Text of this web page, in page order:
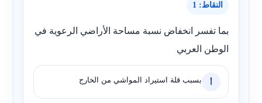
النقاط: 1
بما تفسر انخفاض نسبة مساحة الأراضي الرعوية في
الوطن العربي
أ بسبب قلة استيراد المواشي من الخارج